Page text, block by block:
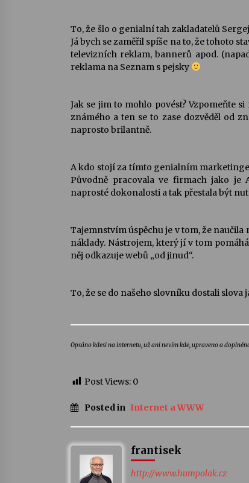
To, že šlo o genialní tah zakladatelů
Já bych se zaměřil spíše na to, že tohoto
televizních reklam, bannerů apod.
reklama na Seznam s pejsky
Jak se jim to mohlo povést? Vzpomeňte
známého a ten se to zase dozvěděl od
naprosto brilantně.
A kdo stojí za tímto genialním
Původně pracovala ve firmach jako je
naprosté dokonalosti a tak přestala být
Tajemnstvím úspěchu je v tom, že
náklady. Nástrojem, který jí v tom
něj odkazuje webů „od jinud“.
To, že se do našeho slovníku dostali slova
Opsáno kdesi na internetu, už ani nevím kde, upraveno a
Post Views: 0
Posted in Internet a WWW
frantisek
http://www.humpolak.cz